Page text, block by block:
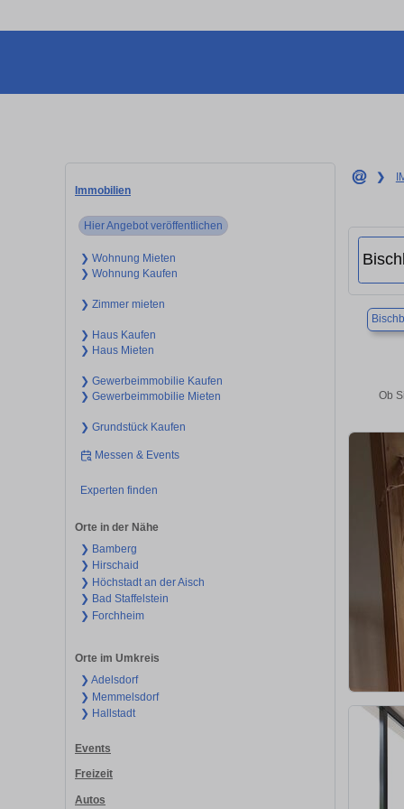
Immobilien
Hier Angebot veröffentlichen
❯ Wohnung Mieten
❯ Wohnung Kaufen
❯ Zimmer mieten
❯ Haus Kaufen
❯ Haus Mieten
❯ Gewerbeimmobilie Kaufen
❯ Gewerbeimmobilie Mieten
❯ Grundstück Kaufen
Messen & Events
Experten finden
Orte in der Nähe
❯ Bamberg
❯ Hirschaid
❯ Höchstadt an der Aisch
❯ Bad Staffelstein
❯ Forchheim
Orte im Umkreis
❯ Adelsdorf
❯ Memmelsdorf
❯ Hallstadt
Events
Freizeit
Autos
❯
Ob